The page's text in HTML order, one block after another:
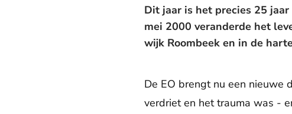
Dit jaar is het precies 25
mei 2000 veranderde het
wijk Roombeek en in de
De EO brengt nu een nieuwe
verdriet en het trauma was -